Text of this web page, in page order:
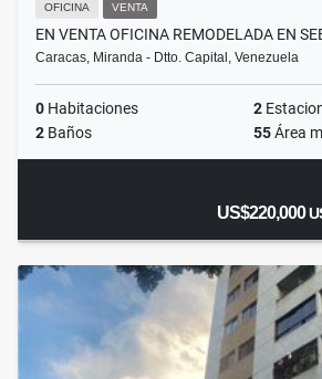
OFICINA VENTA
EN VENTA OFICINA REMODELADA EN
Caracas, Miranda - Dtto. Capital, Venezuela
0 Habitaciones 2
2 Baños 55Área m
US$220,000